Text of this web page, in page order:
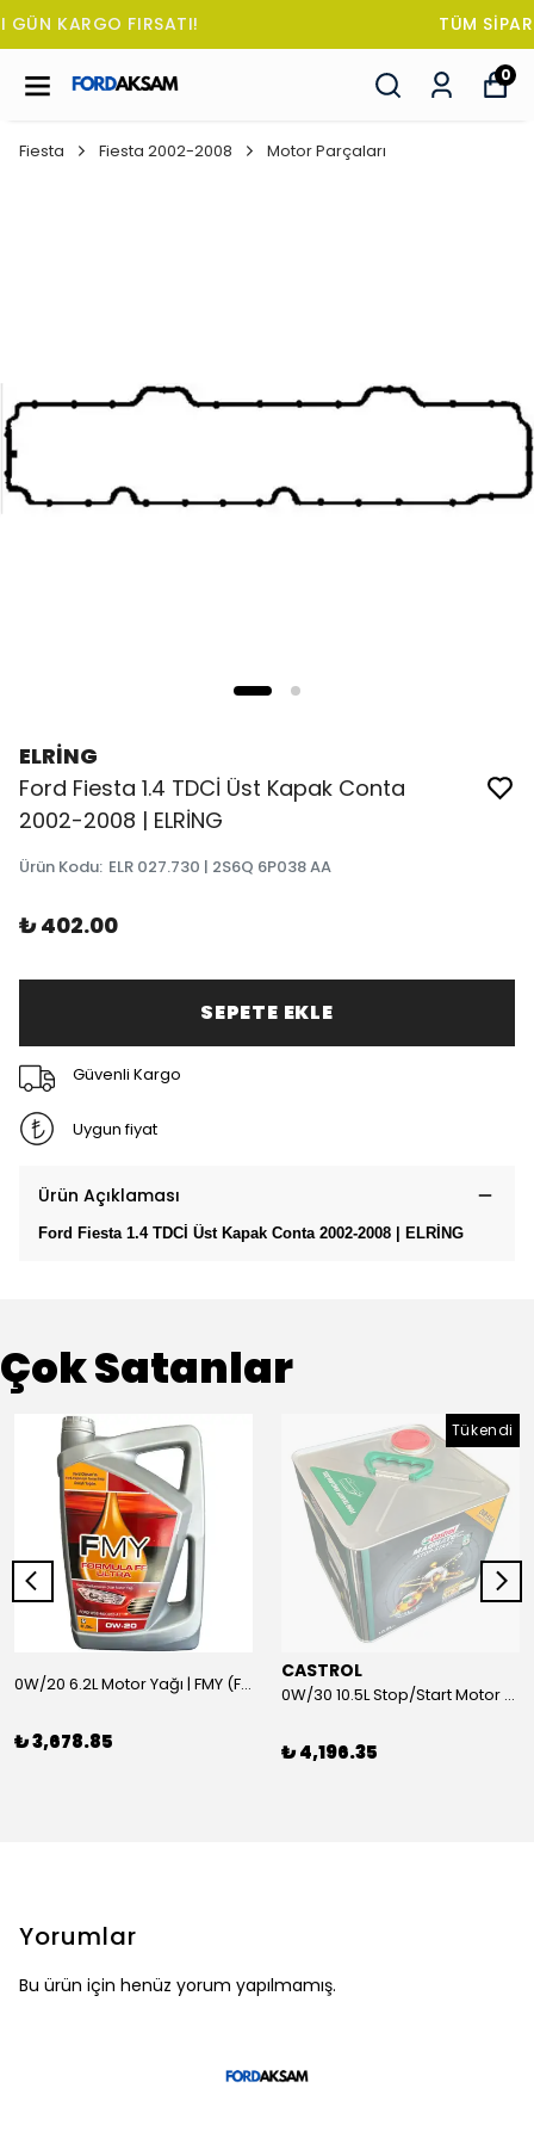
TÜM SİPARİŞLERDE OTO KOKUSU HEDİYE!
0
Fiesta Fiesta 2002-2008 Motor Parçaları
ELRİNG
Ford Fiesta 1.4 TDCİ Üst Kapak Conta
2002-2008 | ELRİNG
Ürün Kodu: ELR 027.730 | 2S6Q 6P038 AA
₺ 402.00
SEPETE EKLE
Güvenli Kargo
Uygun fiyat
Ürün Açıklaması
Ford Fiesta 1.4 TDCİ Üst Kapak Conta 2002-2008 | ELRİNG
Çok Satanlar
0W/20 6.2L Motor Yağı | FMY (Ford Motor Yağları)
₺ 3,678.85
Tükendi
CASTROL
0W/30 10.5L Stop/Start Motor Yağı | CASTROL
₺ 4,196.35
Yorumlar
Bu ürün için henüz yorum yapılmamış.